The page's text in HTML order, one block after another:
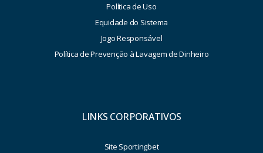
Política de Uso
Equidade do Sistema
Jogo Responsável
Política de Prevenção à Lavagem de Dinheiro
LINKS CORPORATIVOS
Site Sportingbet